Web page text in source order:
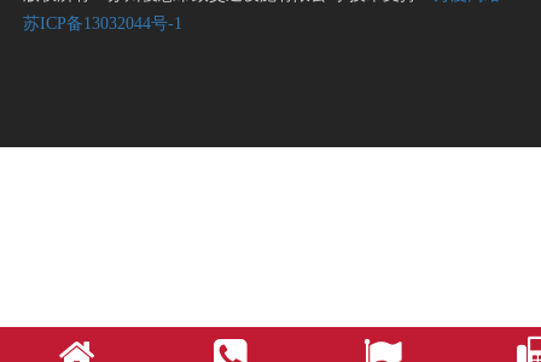
苏ICP备13032044号-1